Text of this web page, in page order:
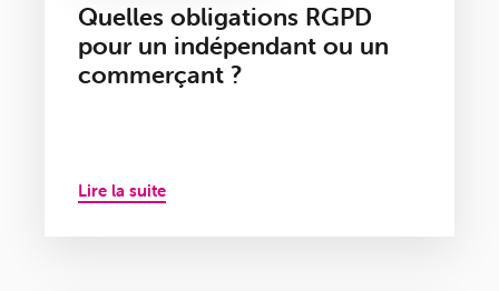
Quelles obligations RGPD
pour un indépendant ou un
commerçant ?
Lire la suite